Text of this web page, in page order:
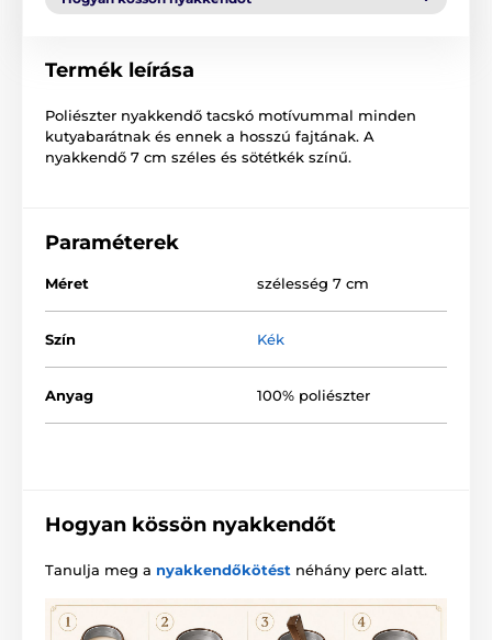
Termék leírása
Poliészter nyakkendő tacskó motívummal minden
kutyabarátnak és ennek a hosszú fajtának. A
nyakkendő 7 cm széles és sötétkék színű.
Paraméterek
Méret szélesség 7 cm
Szín Kék
Anyag 100% poliészter
Hogyan kössön nyakkendőt
Tanulja meg a nyakkendőkötést néhány perc alatt.